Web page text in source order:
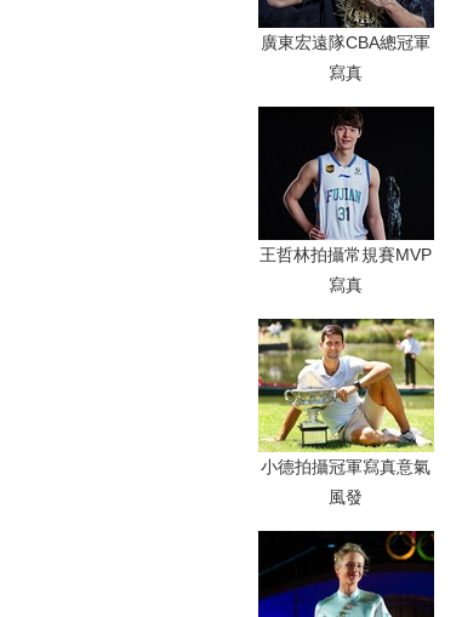
廣東宏遠隊CBA總冠軍
寫真
王哲林拍攝常規賽MVP
寫真
小德拍攝冠軍寫真意氣
風發